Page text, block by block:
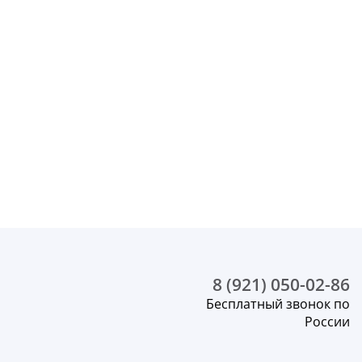
8 (921) 050-02-86
Бесплатный звонок по
России